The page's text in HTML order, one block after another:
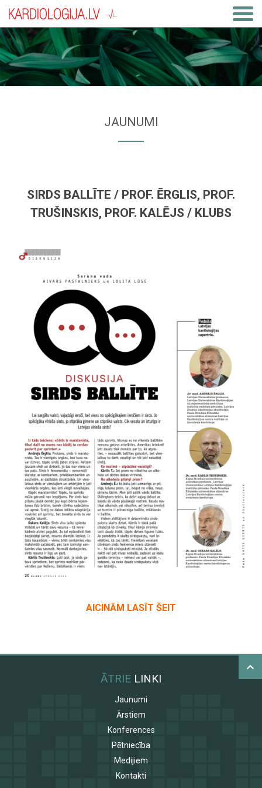
JAUNUMI
SIRDS BALLĪTE / PROF. ĒRGLIS, PROF.
TRUŠINSKIS, PROF. KALĒJS / KLUBS
AICINĀM LASĪT ŠEIT
ĀTRIE LINKI
Jaunumi
Ārstiem
Konferences
Pētniecība
Medijiem
Kontakti